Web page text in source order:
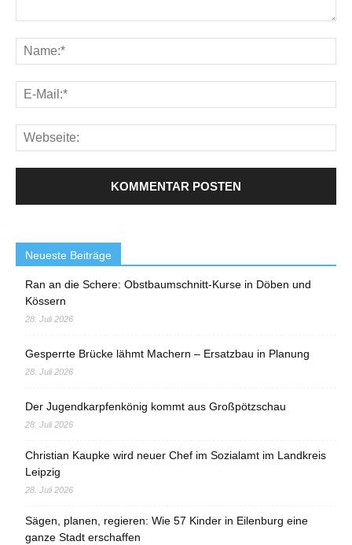
Neueste Beiträge
Ran an die Schere: Obstbaumschnitt-Kurse in Döben und
Kössern
28. Juli 2026
Gesperrte Brücke lähmt Machern – Ersatzbau in Planung
28. Juli 2026
Der Jugendkarpfenkönig kommt aus Großpötzschau
28. Juli 2026
Christian Kaupke wird neuer Chef im Sozialamt im Landkreis
Leipzig
28. Juli 2026
Sägen, planen, regieren: Wie 57 Kinder in Eilenburg eine
ganze Stadt erschaffen